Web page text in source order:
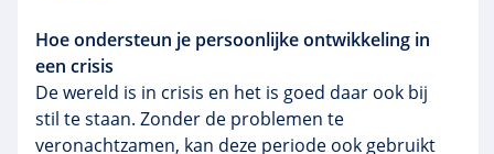
Hoe ondersteun je persoonlijke ontwikkeling in
een crisis
De wereld is in crisis en het is goed daar ook bij
stil te staan. Zonder de problemen te
veronachtzamen, kan deze periode ook gebruikt